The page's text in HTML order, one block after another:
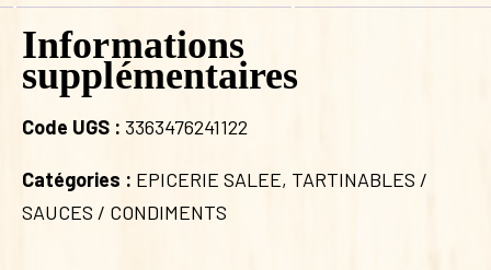
AUX
EPICES
120G
Informations
supplémentaires
Code UGS : 3363476241122
Catégories : EPICERIE SALEE, TARTINABLES /
SAUCES / CONDIMENTS